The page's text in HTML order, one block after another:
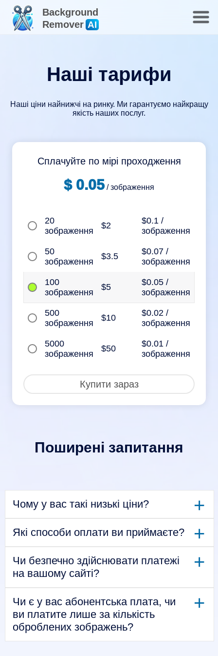
Background
Remover AI
Наші тарифи
Наші ціни найнижчі на ринку. Ми гарантуємо найкращу
якість наших послуг.
Сплачуйте по мірі проходження
$ 0.05 / зображення
20
зображення
$2
$0.1 /
зображення
50
зображення
$3.5
$0.07 /
зображення
100
зображення
$5
$0.05 /
зображення
500
зображення
$10
$0.02 /
зображення
5000
зображення
$50
$0.01 /
зображення
Купити зараз
Поширені запитання
Чому у вас такі низькі ціни? +
Які способи оплати ви приймаєте? +
Чи безпечно здійснювати платежі
на вашому сайті?
+
Чи є у вас абонентська плата, чи
ви платите лише за кількість
оброблених зображень?
+